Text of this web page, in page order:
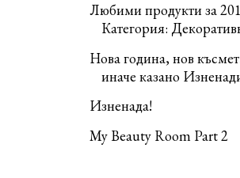
Любими продукти за
Категория:
Нова година, нов
иначе казано
Изненада!
My Beauty Room Part 2